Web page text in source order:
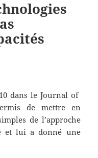
dans le Journal of
de mettre en
de l’approche
et lui a donné une